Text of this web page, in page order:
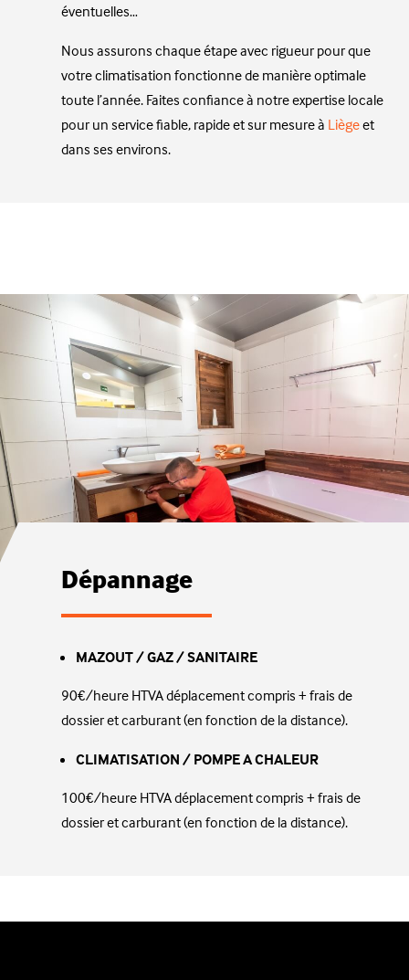
éventuelles…
Nous assurons chaque étape avec rigueur pour que
votre climatisation fonctionne de manière optimale
toute l’année. Faites confiance à notre expertise locale
pour un service fiable, rapide et sur mesure à Liègeet
dans ses environs.
Dépannage
MAZOUT / GAZ / SANITAIRE
​90€/heure HTVA déplacement compris + frais de
dossier et carburant (en fonction de la distance).
CLIMATISATION / POMPE A CHALEUR
100€/heure HTVA déplacement compris + frais de
dossier et carburant (en fonction de la distance).